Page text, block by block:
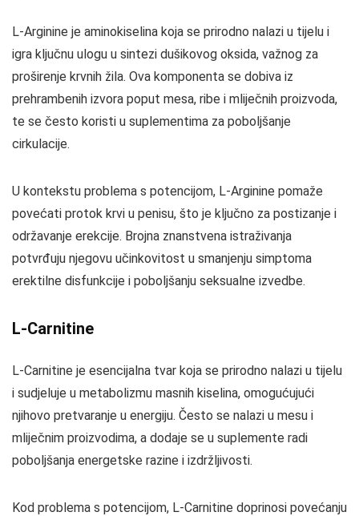
L-Arginine je aminokiselina koja se prirodno nalazi u tijelu i
igra ključnu ulogu u sintezi dušikovog oksida, važnog za
proširenje krvnih žila. Ova komponenta se dobiva iz
prehrambenih izvora poput mesa, ribe i mliječnih proizvoda,
te se često koristi u suplementima za poboljšanje
cirkulacije.
U kontekstu problema s potencijom, L-Arginine pomaže
povećati protok krvi u penisu, što je ključno za postizanje i
održavanje erekcije. Brojna znanstvena istraživanja
potvrđuju njegovu učinkovitost u smanjenju simptoma
erektilne disfunkcije i poboljšanju seksualne izvedbe.
L-Carnitine
L-Carnitine je esencijalna tvar koja se prirodno nalazi u tijelu
i sudjeluje u metabolizmu masnih kiselina, omogućujući
njihovo pretvaranje u energiju. Često se nalazi u mesu i
mliječnim proizvodima, a dodaje se u suplemente radi
poboljšanja energetske razine i izdržljivosti.
Kod problema s potencijom, L-Carnitine doprinosi povećanju